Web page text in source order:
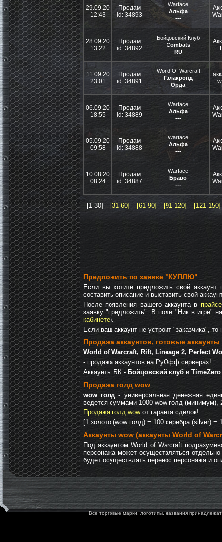
29.09.20
12:43
Продам
id: 34893
Warface
Альфа
---
28.09.20
13:22
Продам
id: 34892
Бойцовский Клуб
Combats
RU
11.09.20
23:01
Продам
id: 34891
World Of Warcraft
Галакронд
Орда
06.09.20
18:55
Продам
id: 34889
Warface
Альфа
---
05.09.20
09:58
Продам
id: 34888
Warface
Альфа
---
10.08.20
08:24
Продам
id: 34887
Warface
Браво
---
[1-30] [31-60] [61-90] [91-120] [121-150]
Предложить по заявке "КУПЛЮ"
Если вы хотите предложить свой аккаунт
составить описание и выставить свой
После появления вашего аккаунта в прайсе
заявку "предложить". В поле "Ник в игре"
кабинете).
Если ваш аккаунт не устроит "заказчика",
Продажа аккаунтов, готовые аккаунты
World of Warcraft, Rift, Lineage 2, Perfect
- продажа аккаунтов на РуОфф серверах!
Аккаунты БК - Бойцовский клуб и TimeZero
Продажа голд wow
wow голд - универсальная денежная
ведется суммами 1000 wow голд (минимум),
Продажа голд wowот гаранта сделок!
[1 золото (wow голд) = 100 серебра (silver) =
Аккаунты wow (аккаунты World of
Под аккаунтом World of Warcraft
персонажа может осуществляться
будет осуществлять перенос персонажа и
Все торговые марки, логотипы, названия